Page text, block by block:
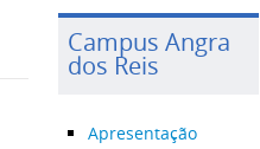
Campus Angra
dos Reis
Apresentação